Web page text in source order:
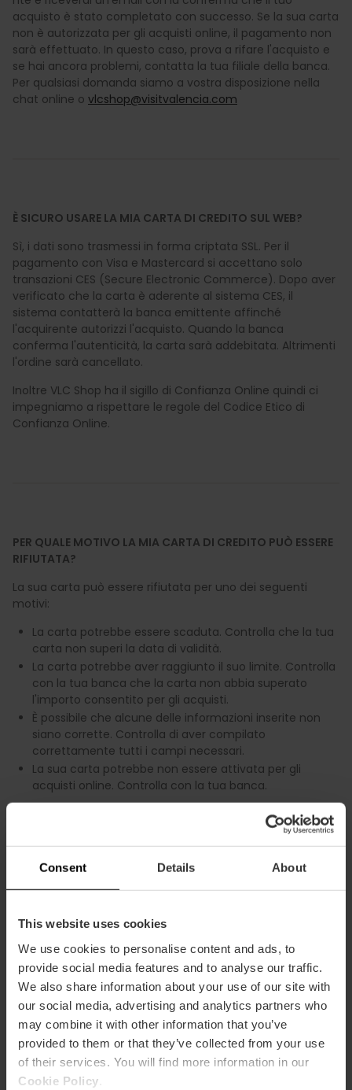
Consent Details About
This website uses cookies
We use cookies to personalise content and ads, to
provide social media features and to analyse our traffic.
We also share information about your use of our site with
our social media, advertising and analytics partners who
may combine it with other information that you’ve
provided to them or that they’ve collected from your use
of their services. You will find more information in our
Cookie Policy
acquisto è stato completato con successo. Se la sua carta
non è autorizzata per gli acquisti online, il pagamento non
sarà effettuato. In questo caso, prova a rifare l'acquisto e
se hai ancora problemi, contatta la tua filiale della banca.
Per qualsiasi domanda siamo a vostra disposizione nella
chat online o vlcshop@visitvalencia.com
È SICURO USARE LA MIA CARTA DI CREDITO SUL WEB?
Sì, i dati sono trasmessi in forma criptata SSL. Per il
pagamento con Visa e Mastercard si accettano solo
transazioni CES (Secure Electronic Commerce). Dopo aver
verificato che la carta è aderente al sistema CES, il
sistema contatterà la banca emittente affinché
l'acquirente autorizzi l'acquisto. Quando la banca
conferma l'autenticità, la carta sarà addebitata. Altrimenti
l'ordine sarà cancellato.
Inoltre VLC Shop ha il sigillo di Confianza Online quindi ci
impegniamo a rispettare le regole del Codice Etico di
Confianza Online.
PER QUALE MOTIVO LA MIA CARTA DI CREDITO PUÒ ESSERE
RIFIUTATA?
La sua carta può essere rifiutata per uno dei seguenti
motivi:
La carta potrebbe essere scaduta. Controlla che la tua
carta non superi la data di validità.
La carta potrebbe aver raggiunto il suo limite. Controlla
con la tua banca che la carta non abbia superato
l'importo consentito per gli acquisti.
È possibile che alcune delle informazioni inserite non
siano corrette. Controlla di aver compilato
correttamente tutti i campi necessari.
La sua carta potrebbe non essere attivata per gli
acquisti online. Controlla con la tua banca.
IL MIO DNI O I MIEI DATI PERSONALI?
Non preoccupatevi. Contatta il nostro servizio clienti al
seguente i ndirizzo:vlcshop@visitvalencia.com
COSA SUCCEDE SE NON RICEVO LA PROVA D'ACQUISTO?